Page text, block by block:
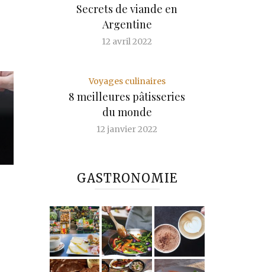
Secrets de viande en
Argentine
12 avril 2022
Voyages culinaires
8 meilleures pâtisseries
du monde
12 janvier 2022
GASTRONOMIE